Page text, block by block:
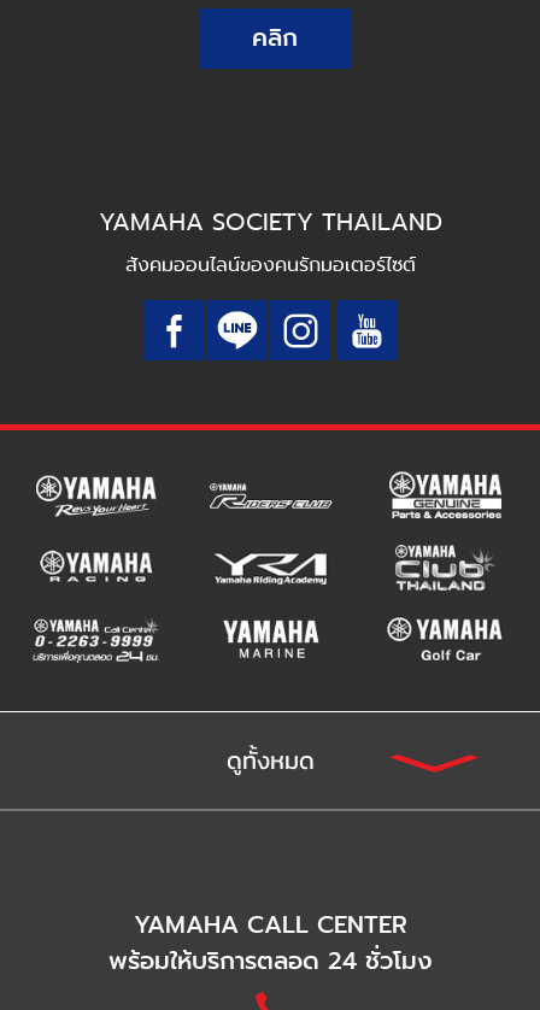
คลิก
YAMAHA SOCIETY THAILAND
สังคมออนไลน์ของคนรักมอเตอร์ไซต์
ดูทั้งหมด
YAMAHA CALL CENTER
พร้อมให้บริการตลอด 24 ชั่วโมง